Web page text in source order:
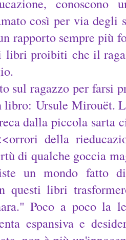
così per via
rapporto sempre più
libri proibiti che il
sul ragazzo per farsi
libro:Ursule Mirouët.
dalla piccola sarta
della
di qualche goccia
un mondo fatto
questi libri
Poco a poco la
espansiva e